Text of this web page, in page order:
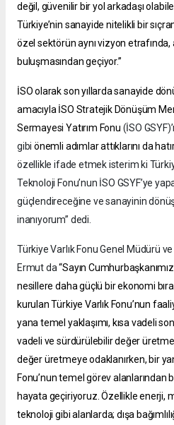
değil, güvenilir bir yol arkadaşı
Türkiye’nin sanayide nitelikli bir
özel sektörün aynı vizyon
buluşmasından geçiyor.”
İSO olarak son yıllarda sanayide
amacıyla İSO Stratejik Dönüşüm
Sermayesi Yatırım Fonu (İSO
gibiönemli adımlar attıklarını da
özellikle ifade etmek isterim ki
Teknoloji Fonu’nun İSO GSYF’ye
güçlendireceğine ve sanayinin
inanıyorum” dedi.
Türkiye Varlık Fonu Genel Müdürü
Ermut da“Sayın
nesillere daha güçlü bir ekonomi
kurulan Türkiye Varlık Fonu’nun
yana temel yaklaşımı, kısa vadeli
vadeli ve sürdürülebilir değer
değer üretmeye odaklanırken, bir
Fonu’nun temel görev alanlarından
hayata geçiriyoruz. Özellikle enerji,
teknoloji gibi alanlarda; dışa